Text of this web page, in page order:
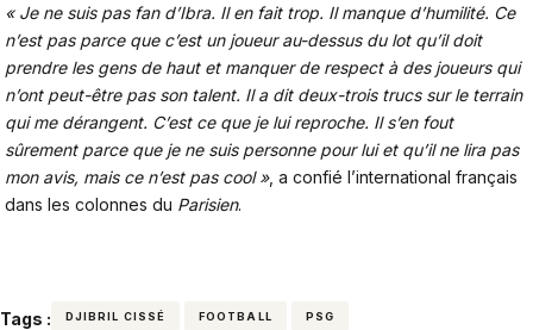
« Je ne suis pas fan d’Ibra. Il en fait trop. Il manque d’humilité. Ce
n’est pas parce que c’est un joueur au-dessus du lot qu’il doit
prendre les gens de haut et manquer de respect à des joueurs qui
n’ont peut-être pas son talent. Il a dit deux-trois trucs sur le terrain
qui me dérangent. C’est ce que je lui reproche. Il s’en fout
sûrement parce que je ne suis personne pour lui et qu’il ne lira pas
mon avis, mais ce n’est pas cool », a confié l’international français
dans les colonnes du Parisien.
Tags : DJIBRIL CISSÉ FOOTBALL PSG